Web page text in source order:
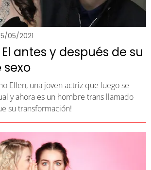
05/2021
El antes y después de su
Ellen, una joven actriz que luego se
y ahora es un hombre trans llamado
su transformación!